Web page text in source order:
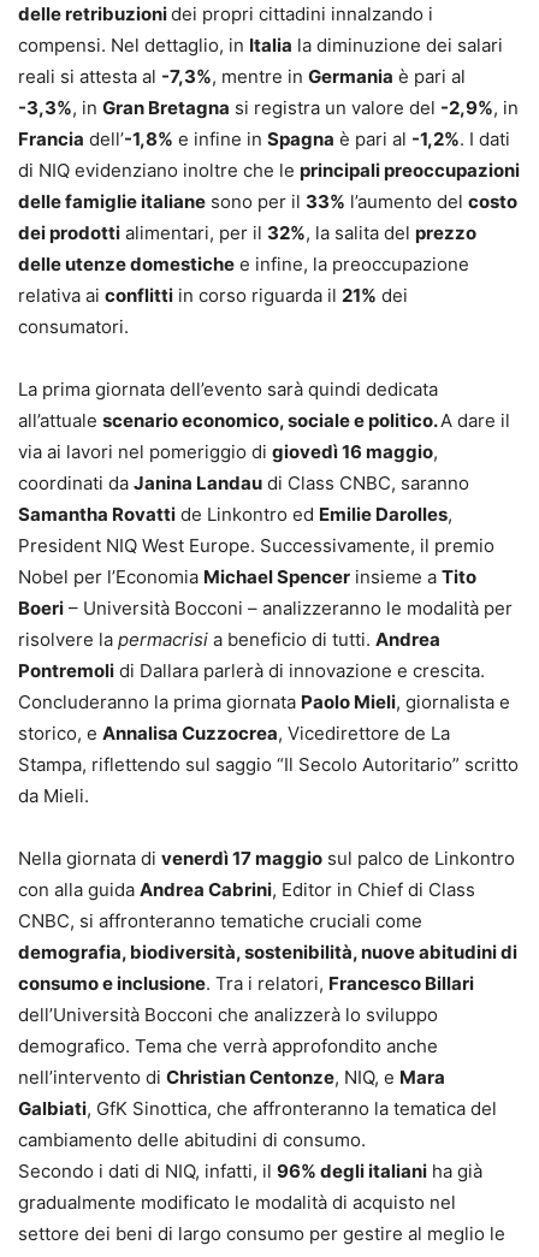
delle retribuzionidei propri cittadini innalzando i
compensi. Nel dettaglio, in Italia la diminuzione dei salari
reali si attesta al -7,3%, mentre in Germania è pari al
-3,3%, in Gran Bretagna si registra un valore del -2,9%, in
Francia dell’-1,8% e infine in Spagna è pari al -1,2%. I dati
di NIQ evidenziano inoltre che le principali preoccupazioni
delle famiglie italiane sono per il 33% l’aumento del costo
dei prodotti alimentari, per il 32%, la salita del prezzo
delle utenze domestiche e infine, la preoccupazione
relativa ai conflitti in corso riguarda il 21% dei
consumatori.
La prima giornata dell’evento sarà quindi dedicata
all’attuale scenario economico, sociale e politico.A dare il
via ai lavori nel pomeriggio di giovedì 16 maggio,
coordinati da Janina Landau di Class CNBC, saranno
Samantha Rovatti de Linkontro ed Emilie Darolles,
President NIQ West Europe. Successivamente, il premio
Nobel per l’Economia Michael Spencer insieme a Tito
Boeri – Università Bocconi – analizzeranno le modalità per
risolvere la permacrisi a beneficio di tutti. Andrea
Pontremoli di Dallara parlerà di innovazione e crescita.
Concluderanno la prima giornata Paolo Mieli, giornalista e
storico, e Annalisa Cuzzocrea, Vicedirettore de La
Stampa, riflettendo sul saggio “Il Secolo Autoritario” scritto
da Mieli.
Nella giornata di venerdì 17 maggio sul palco de Linkontro
con alla guida Andrea Cabrini, Editor in Chief di Class
CNBC, si affronteranno tematiche cruciali come
demografia, biodiversità, sostenibilità, nuove abitudini di
consumo e inclusione. Tra i relatori, Francesco Billari
dell’Università Bocconi che analizzerà lo sviluppo
demografico. Tema che verrà approfondito anche
nell’intervento di Christian Centonze, NIQ, e Mara
Galbiati, GfK Sinottica, che affronteranno la tematica del
cambiamento delle abitudini di consumo.
Secondo i dati di NIQ, infatti, il 96% degli italiani ha già
gradualmente modificato le modalità di acquisto nel
settore dei beni di largo consumo per gestire al meglio le